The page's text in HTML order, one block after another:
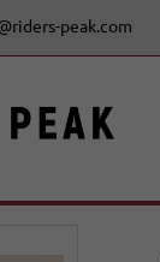
peak.com